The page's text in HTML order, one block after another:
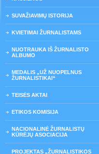
SUVAŽIAVIMŲ ISTORIJA
KVIETIMAI ŽURNALISTAMS
NUOTRAUKA IŠ ŽURNALISTO
ALBUMO
MEDALIS „UŽ NUOPELNUS
ŽURNALISTIKAI“
TEISĖS AKTAI
ETIKOS KOMISIJA
NACIONALINĖ ŽURNALISTŲ
KŪRĖJŲ ASOCIACIJA
PROJEKTAS „ŽURNALISTIKOS